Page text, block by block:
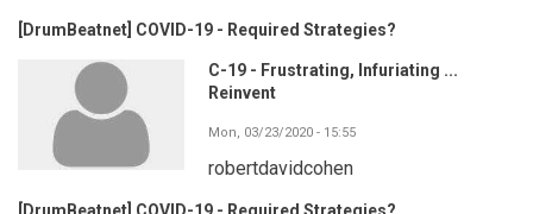
[DrumBeatnet] COVID-19 - Required Strategies?
C-19 - Frustrating, Infuriating ...
Reinvent
Mon, 03/23/2020 - 15:55
robertdavidcohen